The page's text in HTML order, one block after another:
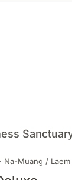
· Na-Muang / Laem